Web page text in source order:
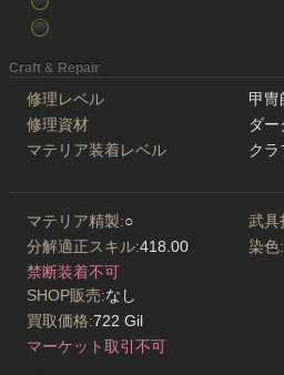
Craft & Repair
修理レベル
甲冑
修理資材
ダ
マテリア装着レベル
クラ
マテリア精製:○ 武具
分解適正スキル:418.00 染色:
禁断装着不可
SHOP販売:なし
買取価格:722 Gil
マーケット取引不可